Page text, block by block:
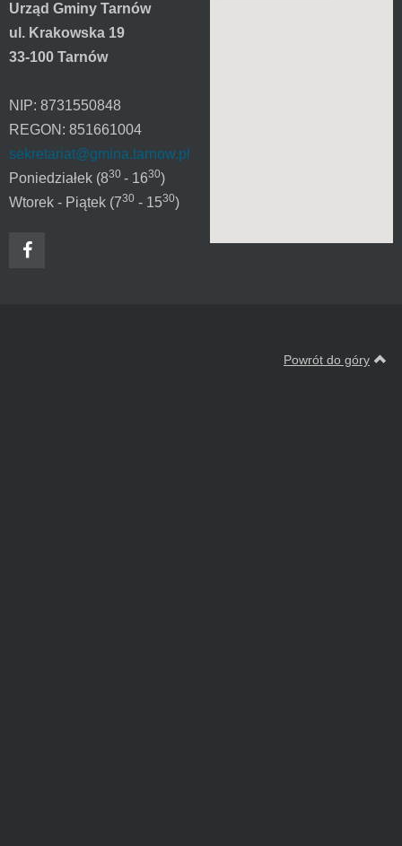
Urząd Gminy Tarnów
ul. Krakowska 19
33-100 Tarnów
NIP: 8731550848
REGON: 851661004
sekretariat@gmina.tarnow.pl
Poniedziałek (830 - 1630)
Wtorek - Piątek (730 - 1530)
Powrót do góry